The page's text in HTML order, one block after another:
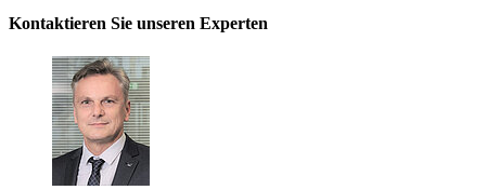
Kontaktieren Sie unseren Experten